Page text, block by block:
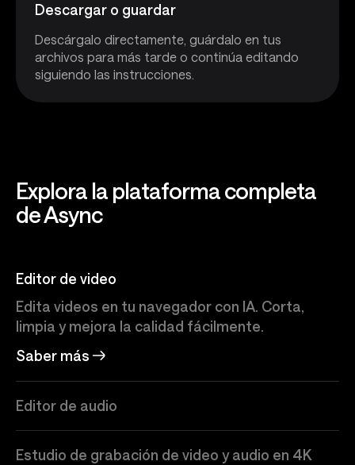
Descargar o guardar
Descárgalo directamente, guárdalo en tus
archivos para más tarde o continúa editando
siguiendo las instrucciones.
Explora la plataforma completa
de Async
Editor de video
Edita videos en tu navegador con IA. Corta,
limpia y mejora la calidad fácilmente.
Saber más
Editor de audio
Estudio de grabación de video y audio en 4K